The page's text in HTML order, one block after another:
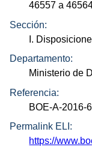
46557 a
Sección:
I.
Departamento:
Ministerio de
Referencia:
BOE-A-2016-
Permalink ELI:
https://